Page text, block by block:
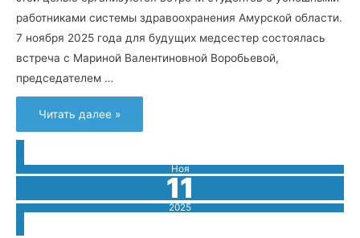
работниками системы здравоохранения Амурской области.
7 ноября 2025 года для будущих медсестер состоялась
встреча с Мариной Валентиновной Воробьевой,
председателем …
Наставничество:
встреча,
которая
Читать далее »
Ноя
11
2025